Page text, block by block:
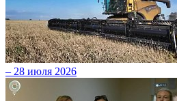
– 28 июля 2026